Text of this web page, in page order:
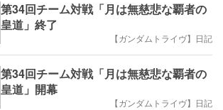
第34回チーム対戦「月は無慈悲な覇者の
皇道」終了
【ガンダムトライヴ】日記
第34回チーム対戦「月は無慈悲な覇者の
皇道」開幕
【ガンダムトライヴ】日記